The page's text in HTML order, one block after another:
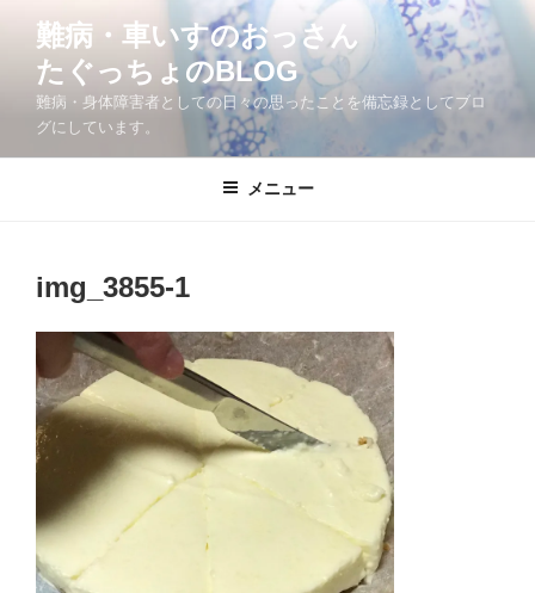
へ
難病・車いすのおっさん
たぐっちょのBLOG
難病・身体障害者としての日々の思ったことを備忘録としてブロ
グにしています。
メニュー
img_3855-1